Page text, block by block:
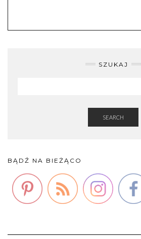
SZUKAJ
SEARCH
BĄDŹ NA BIEŻĄCO